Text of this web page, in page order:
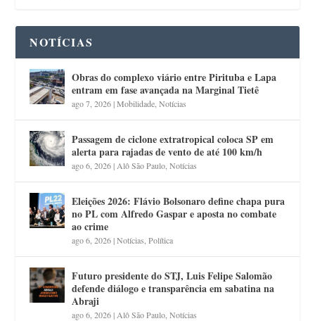
NOTÍCIAS
Obras do complexo viário entre Pirituba e Lapa
entram em fase avançada na Marginal Tietê
ago 7, 2026|Mobilidade ,Notícias
Passagem de ciclone extratropical coloca SP em
alerta para rajadas de vento de até 100 km/h
ago 6, 2026| Alô São Paulo ,Notícias
Eleições 2026: Flávio Bolsonaro define chapa pura
no PL com Alfredo Gaspar e aposta no combate
ao crime
ago 6, 2026|Notícias ,Política
Futuro presidente do STJ, Luis Felipe Salomão
defende diálogo e transparência em sabatina na
Abraji
ago 6, 2026| Alô São Paulo ,Notícias